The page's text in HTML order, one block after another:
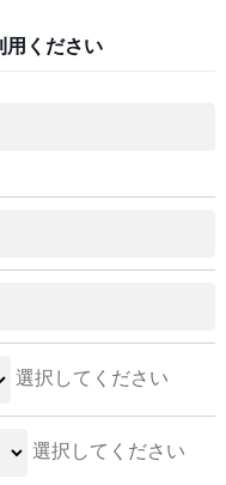
用ください
選択してください
選択してください